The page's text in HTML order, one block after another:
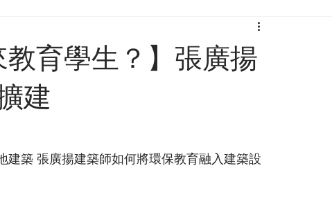
澳門 展覽
教育學生？】張廣揚
建
築 張廣揚建築師如何將環保教育融入建築設